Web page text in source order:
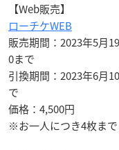
【Web販売】
ローチケWEB
販売期間：2023年5月
0まで
引換期間：2023年6月
で
価格：4,500円
※お一人につき4枚まで